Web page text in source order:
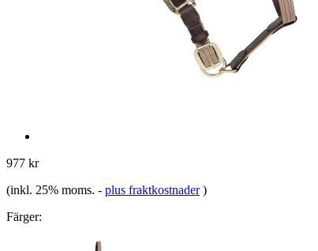
977 kr
(inkl. 25% moms. - plus fraktkostnader )
Färger: